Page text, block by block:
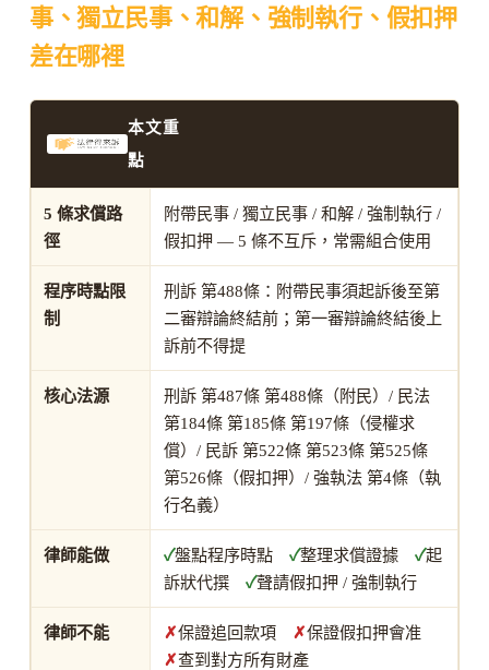
事、獨立民事、和解、強制執行、假扣押
差在哪裡
本文重
點
5 條求償路
徑
附帶民事 / 獨立民事 / 和解 / 強制執行 /
假扣押 — 5 條不互斥，常需組合使用
程序時點限
制
刑訴 第488條：附帶民事須起訴後至第
二審辯論終結前；第一審辯論終結後上
訴前不得提
核心法源
刑訴 第487條 第488條（附民）/ 民法
第184條 第185條 第197條（侵權求
償）/ 民訴 第522條 第523條 第525條
第526條（假扣押）/ 強執法 第4條（執
行名義）
律師能做 ✓盤點程序時點✓整理求償證據✓起
訴狀代撰✓聲請假扣押 / 強制執行
律師不能 ✗保證追回款項 ✗保證假扣押會准
✗查到對方所有財產